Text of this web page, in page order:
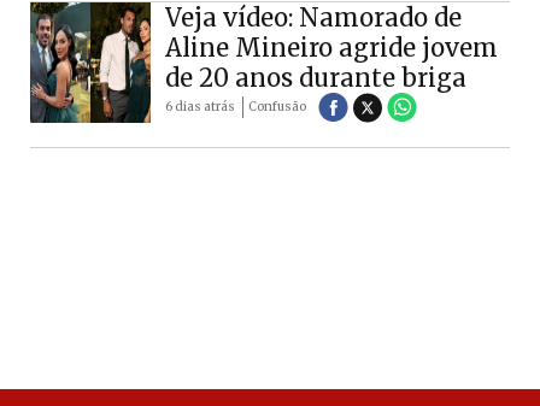
Veja vídeo: Namorado de
Aline Mineiro agride jovem
de 20 anos durante briga
6 dias atrás Confusão